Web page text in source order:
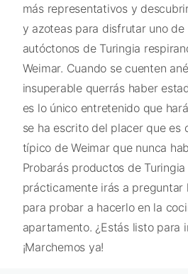
más representativos y
y azoteas para disfrutar uno de
autóctonos de Turingia
Weimar. Cuando se cuenten
insuperable querrás haber
es lo único entretenido que
se ha escrito del placer que es
típico de Weimar que nunca
Probarás productos de
prácticamente irás a preguntar
para probar a hacerlo en la
apartamento. ¿Estás listo para
¡Marchemos ya!